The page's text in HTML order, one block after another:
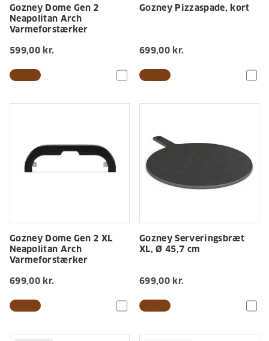
Gozney Dome Gen 2
Neapolitan Arch
Varmeforstærker
599,00 kr.
Gozney Pizzaspade, kort
699,00 kr.
Gozney Dome Gen 2 XL
Neapolitan Arch
Varmeforstærker
699,00 kr.
Gozney Serveringsbræt
XL, Ø 45,7 cm
699,00 kr.